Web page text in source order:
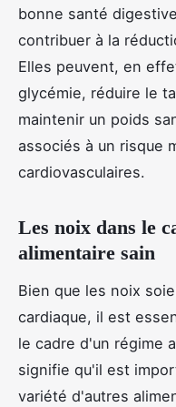
bonne santé
contribuer à la
Elles peuvent, en
glycémie, réduire le
maintenir un poids
associés à un risque
cardiovasculaires.
Les noix dans le
alimentaire sain
Bien que les noix
cardiaque, il est
le cadre d'un régime
signifie qu'il est
variété d'autres